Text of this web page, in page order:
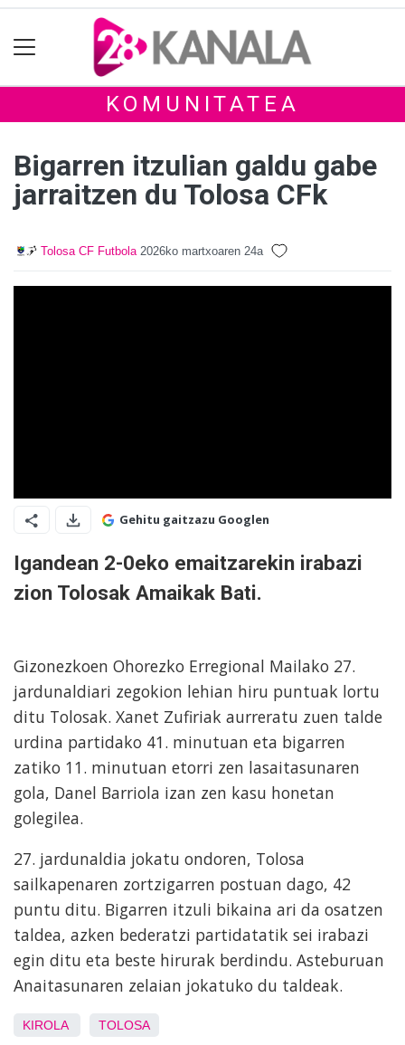
KOMUNITATEA
Bigarren itzulian galdu gabe
jarraitzen du Tolosa CFk
Tolosa CF Futbola 2026ko martxoaren 24a
Gehitu gaitzazu Googlen
Igandean 2-0eko emaitzarekin irabazi
zion Tolosak Amaikak Bati.
Gizonezkoen Ohorezko Erregional Mailako 27.
jardunaldiari zegokion lehian hiru puntuak lortu
ditu Tolosak. Xanet Zufiriak aurreratu zuen talde
urdina partidako 41. minutuan eta bigarren
zatiko 11. minutuan etorri zen lasaitasunaren
gola, Danel Barriola izan zen kasu honetan
golegilea.
27. jardunaldia jokatu ondoren, Tolosa
sailkapenaren zortzigarren postuan dago, 42
puntu ditu. Bigarren itzuli bikaina ari da osatzen
taldea, azken bederatzi partidatatik sei irabazi
egin ditu eta beste hirurak berdindu. Asteburuan
Anaitasunaren zelaian jokatuko du taldeak.
KIROLA TOLOSA